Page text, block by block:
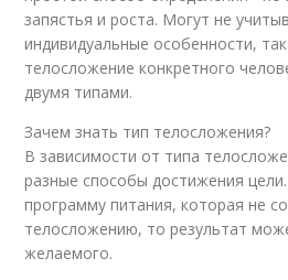
запястья и роста. Могут не
индивидуальные особенности,
телосложение конкретного
двумя типами.
Зачем знать тип телосложения?
В зависимости от типа
разные способы достижения
программу питания, которая не
телосложению, то результат
желаемого.